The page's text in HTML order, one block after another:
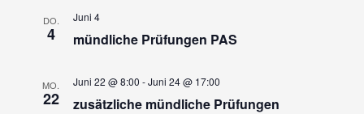
DO.
4 mündliche Prüfungen PAS
Juni 4
MO.
22 zusätzliche mündliche Prüfungen
Juni 22 @ 8:00 -Juni 24 @ 17:00